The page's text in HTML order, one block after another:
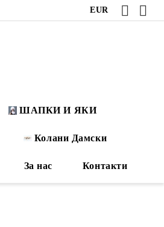
EUR
ШАПКИ И ЯКИ
Колани Дамски
За нас Контакти